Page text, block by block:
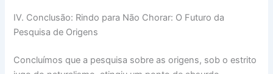
IV. Conclusão: Rindo para Não Chorar: O Futuro da
Pesquisa de Origens
Concluímos que a pesquisa sobre as origens, sob o estrito